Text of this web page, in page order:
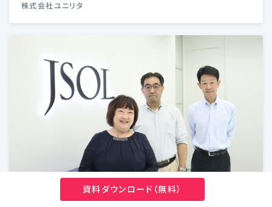
株式会社ユニリタ
クラウドサインとExcelをAPI連携。年間3000件の
資料ダウンロード（無料）